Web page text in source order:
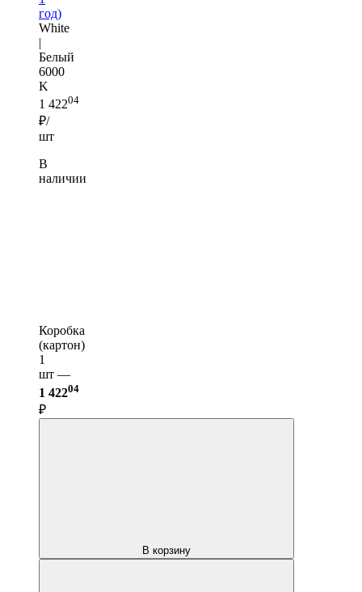
год)
White
|
Белый
6000
K
1 42204
₽/
шт
В
наличии
Коробка
(картон)
1
шт —
1 42204
₽
В корзину